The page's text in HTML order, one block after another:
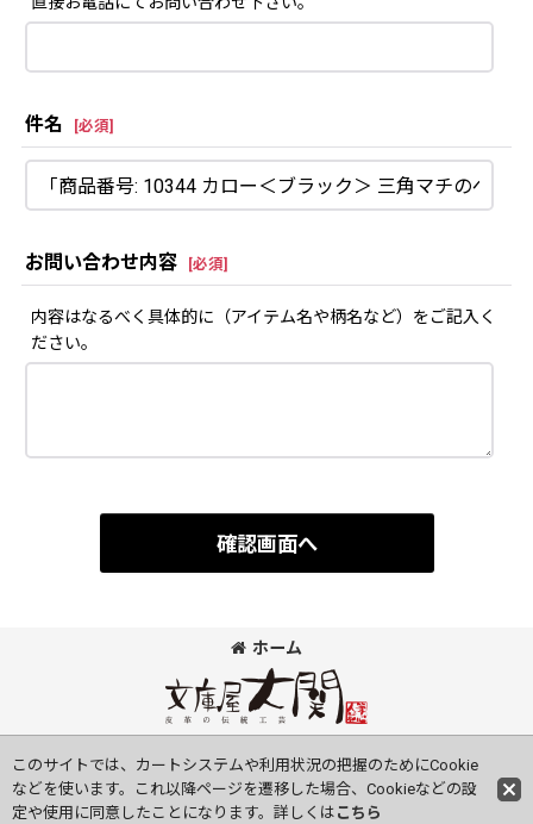
件名 [必須]
お問い合わせ内容 [必須]
内容はなるべく具体的に（アイテム名や柄名など）をご記入く
ださい。
確認画面へ
ホーム
このサイトでは、カートシステムや利用状況の把握のためにCookie
などを使います。これ以降ページを遷移した場合、Cookieなどの設
定や使用に同意したことになります。詳しくは こちら